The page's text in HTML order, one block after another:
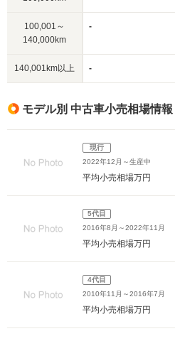
100,001～
140,000km
-
140,001km以上 -
モデル別 中古車小売相場情報
現行
2022年12月～生産中
平均小売相場万円
5代目
2016年8月～2022年11月
平均小売相場万円
4代目
2010年11月～2016年7月
平均小売相場万円